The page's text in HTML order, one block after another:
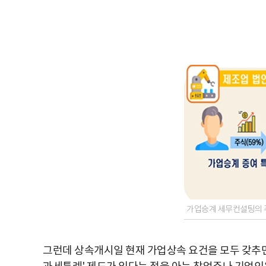
가업승계 세무컨설팅의
그런데 상속개시일 현재 가업상속 요건을 모두 갖